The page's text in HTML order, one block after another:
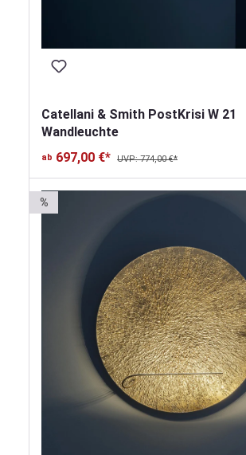
Catellani & Smith PostKrisi W 21
Wandleuchte
ab 697,00 €* UVP: 774,00 €*
%